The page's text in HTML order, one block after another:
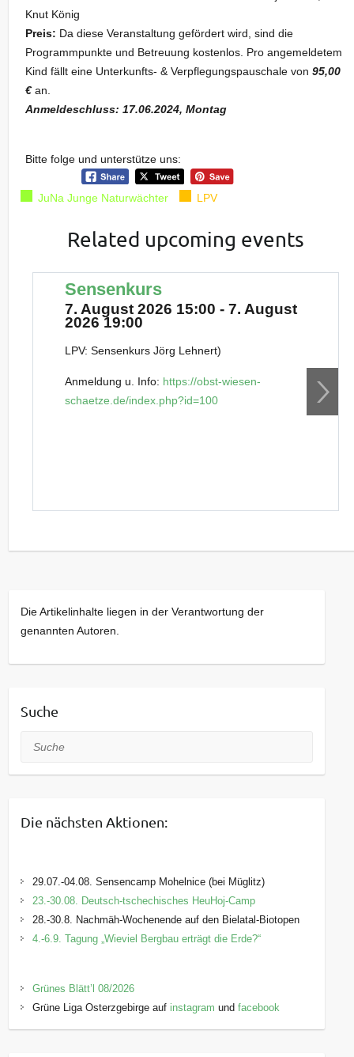
Knut König
Preis: Da diese Veranstaltung gefördert wird, sind die
Programmpunkte und Betreuung kostenlos. Pro angemeldetem
Kind fällt eine Unterkunfts- & Verpflegungspauschale von 95,00
€an.
Anmeldeschluss: 17.06.2024, Montag
Bitte folge und unterstütze uns:
JuNa Junge Naturwächter LPV
Related upcoming events
Sensenkurs
7. August 2026 15:00 - 7. August
2026 19:00
LPV: Sensenkurs Jörg Lehnert)
Anmeldung u. Info: https://obst-wiesen-
schaetze.de/index.php?id=100
Die Artikelinhalte liegen in der Verantwortung der
genannten Autoren.
Suche
Suche
Die nächsten Aktionen:
29.07.-04.08. Sensencamp Mohelnice (bei Müglitz)
23.-30.08. Deutsch-tschechisches HeuHoj-Camp
28.-30.8. Nachmäh-Wochenende auf den Bielatal-Biotopen
4.-6.9. Tagung „Wieviel Bergbau erträgt die Erde?“
Grünes Blätt’l 08/2026
Grüne Liga Osterzgebirge auf instagram undfacebook